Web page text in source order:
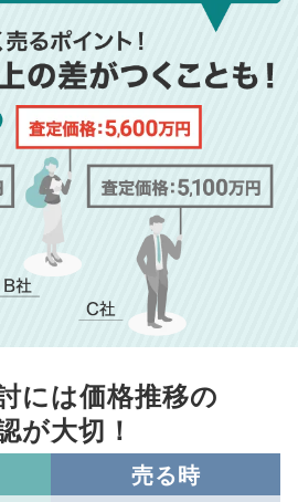
には価格推移の
が大切！
売る時